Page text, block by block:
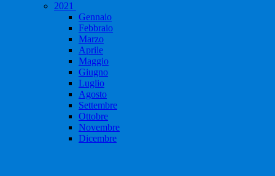
2021
Gennaio
Febbraio
Marzo
Aprile
Maggio
Giugno
Luglio
Agosto
Settembre
Ottobre
Novembre
Dicembre